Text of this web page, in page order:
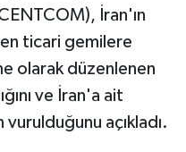
İran'ın
ticari gemilere
olarak düzenlenen
ve İran'a ait
açıkladı.